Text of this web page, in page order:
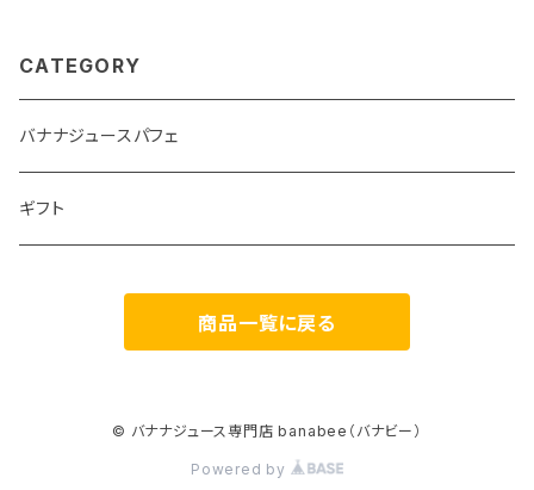
CATEGORY
バナナジュースパフェ
ギフト
商品一覧に戻る
© バナナジュース専門店 banabee（バナビー）
Powered by